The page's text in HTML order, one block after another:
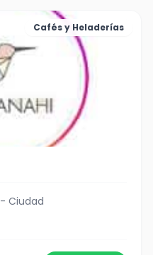
Cafés y Heladerías
Ciudad